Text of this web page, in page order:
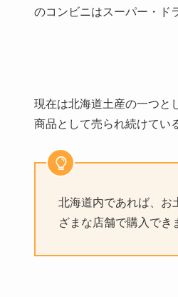
のコンビニはスーパー・ド
現在は北海道土産の一つと
商品として売られ続けてい
北海道内であれば、お
ざまな店舗で購入でき